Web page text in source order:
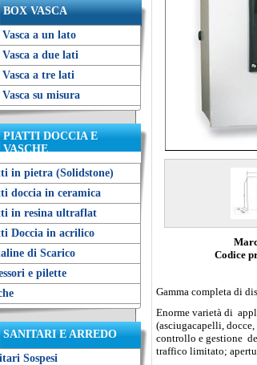
BOX VASCA
Vasca a un lato
Vasca a due lati
Vasca a tre lati
su misura
PIATTI DOCCIA E
VASCHE
in pietra (Solidstone)
doccia in ceramica
in resina ultraflat
Doccia in acrilico
di Scarico
e pilette
SANITARI E ARREDO
Sospesi
Codice
Gamma completa di
Enorme varietà di
(asciugacapelli,
controllo e gestione
traffico limitato;